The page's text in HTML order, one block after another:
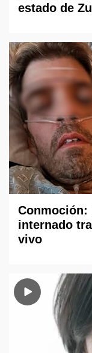
estado de
Conmoción:
internado
vivo